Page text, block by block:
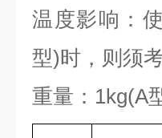
温度影响：
型)时，则须
重量：1kg(A